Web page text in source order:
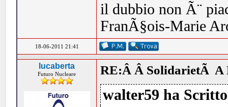
il dubbio non Ã¨
FranÃ§ois-Marie
18-06-2011 21:41
lucaberta
Futuro Nucleare RE:Â Â SolidarietÃ A
walter59 ha